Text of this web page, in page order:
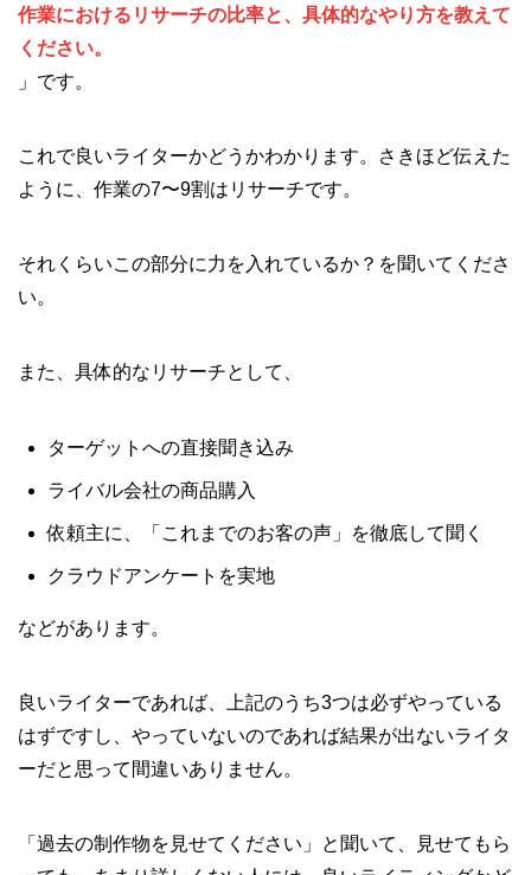
作業におけるリサーチの比率と、具体的なやり方を教えて
ください。
」です。
これで良いライターかどうかわかります。さきほど伝えた
ように、作業の7〜9割はリサーチです。
それくらいこの部分に力を入れているか？を聞いてくださ
い。
また、具体的なリサーチとして、
ターゲットへの直接聞き込み
ライバル会社の商品購入
依頼主に、「これまでのお客の声」を徹底して聞く
クラウドアンケートを実地
などがあります。
良いライターであれば、上記のうち3つは必ずやっている
はずですし、やっていないのであれば結果が出ないライタ
ーだと思って間違いありません。
「過去の制作物を見せてください」と聞いて、見せてもら